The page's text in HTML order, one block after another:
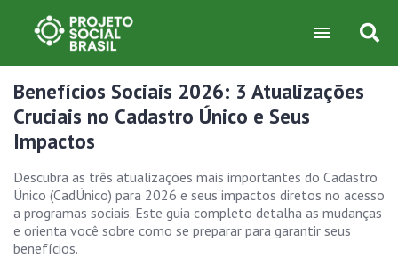
Benefícios Sociais 2026: 3 Atualizações
Cruciais no Cadastro Único e Seus
Impactos
Descubra as três atualizações mais importantes do Cadastro
Único (CadÚnico) para 2026 e seus impactos diretos no acesso
a programas sociais. Este guia completo detalha as mudanças
e orienta você sobre como se preparar para garantir seus
benefícios.